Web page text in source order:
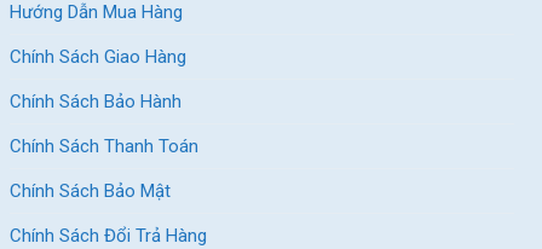
Hướng Dẫn Mua Hàng
Chính Sách Giao Hàng
Chính Sách Bảo Hành
Chính Sách Thanh Toán
Chính Sách Bảo Mật
Chính Sách Đổi Trả Hàng